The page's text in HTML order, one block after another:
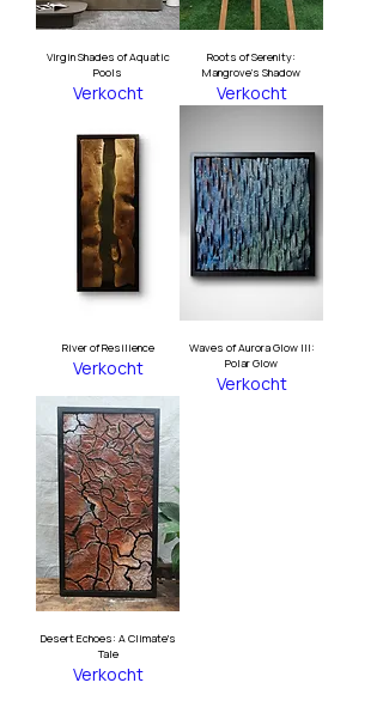
Virgin Shades of Aquatic
Pools
Verkocht
Roots of Serenity:
Mangrove's Shadow
Verkocht
River of Resilience
Verkocht
Waves of Aurora Glow III:
Polar Glow
Verkocht
Desert Echoes: A Climate's
Tale
Verkocht